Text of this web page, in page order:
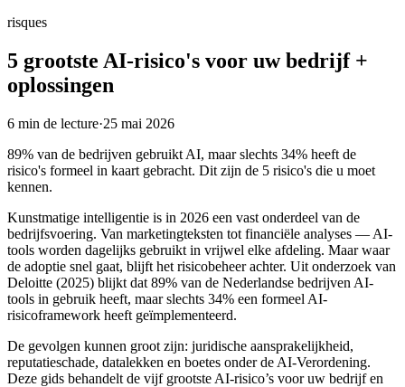
risques
5 grootste AI-risico's voor uw bedrijf +
oplossingen
6 min de lecture·25 mai 2026
89% van de bedrijven gebruikt AI, maar slechts 34% heeft de
risico's formeel in kaart gebracht. Dit zijn de 5 risico's die u moet
kennen.
Kunstmatige intelligentie is in 2026 een vast onderdeel van de
bedrijfsvoering. Van marketingteksten tot financiële analyses — AI-
tools worden dagelijks gebruikt in vrijwel elke afdeling. Maar waar
de adoptie snel gaat, blijft het risicobeheer achter. Uit onderzoek van
Deloitte (2025) blijkt dat 89% van de Nederlandse bedrijven AI-
tools in gebruik heeft, maar slechts 34% een formeel AI-
risicoframework heeft geïmplementeerd.
De gevolgen kunnen groot zijn: juridische aansprakelijkheid,
reputatieschade, datalekken en boetes onder de AI-Verordening.
Deze gids behandelt de vijf grootste AI-risico’s voor uw bedrijf en